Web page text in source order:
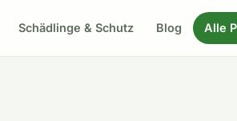
Schädlinge & Schutz Blog Alle